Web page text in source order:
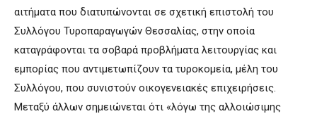
αιτήματα που διατυπώνονται σε σχετική επιστολή του
Συλλόγου Τυροπαραγωγών Θεσσαλίας, στην οποία
καταγράφονται τα σοβαρά προβλήματα λειτουργίας και
εμπορίας που αντιμετωπίζουν τα τυροκομεία, μέλη του
Συλλόγου, που συνιστούν οικογενειακές επιχειρήσεις.
Μεταξύ άλλων σημειώνεται ότι «λόγω της αλλοιώσιμης